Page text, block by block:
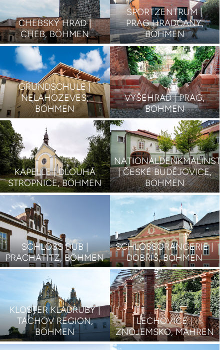
CHEBSKÝ HRAD |
CHEB, BÖHMEN
SPORTZENTRUM |
PRAG HRADČANY,
BÖHMEN
GRUNDSCHULE |
NELAHOZEVES,
BÖHMEN
VYŠEHRAD | PRAG,
BÖHMEN
KAPELLE | DLOUHÁ
STROPNICE, BÖHMEN
| ČESKÉ BUDĚJOVICE,
BÖHMEN
SCHLOSS DUB |
PRACHATITZ, BÖHMEN
SCHLOSSORANGERIE |
DOBŘÍŠ, BÖHMEN
KLOSTER KLADRUBY |
TACHOV REGION,
BÖHMEN
LECHOVICE |
ZNOJEMSKO, MÄHREN